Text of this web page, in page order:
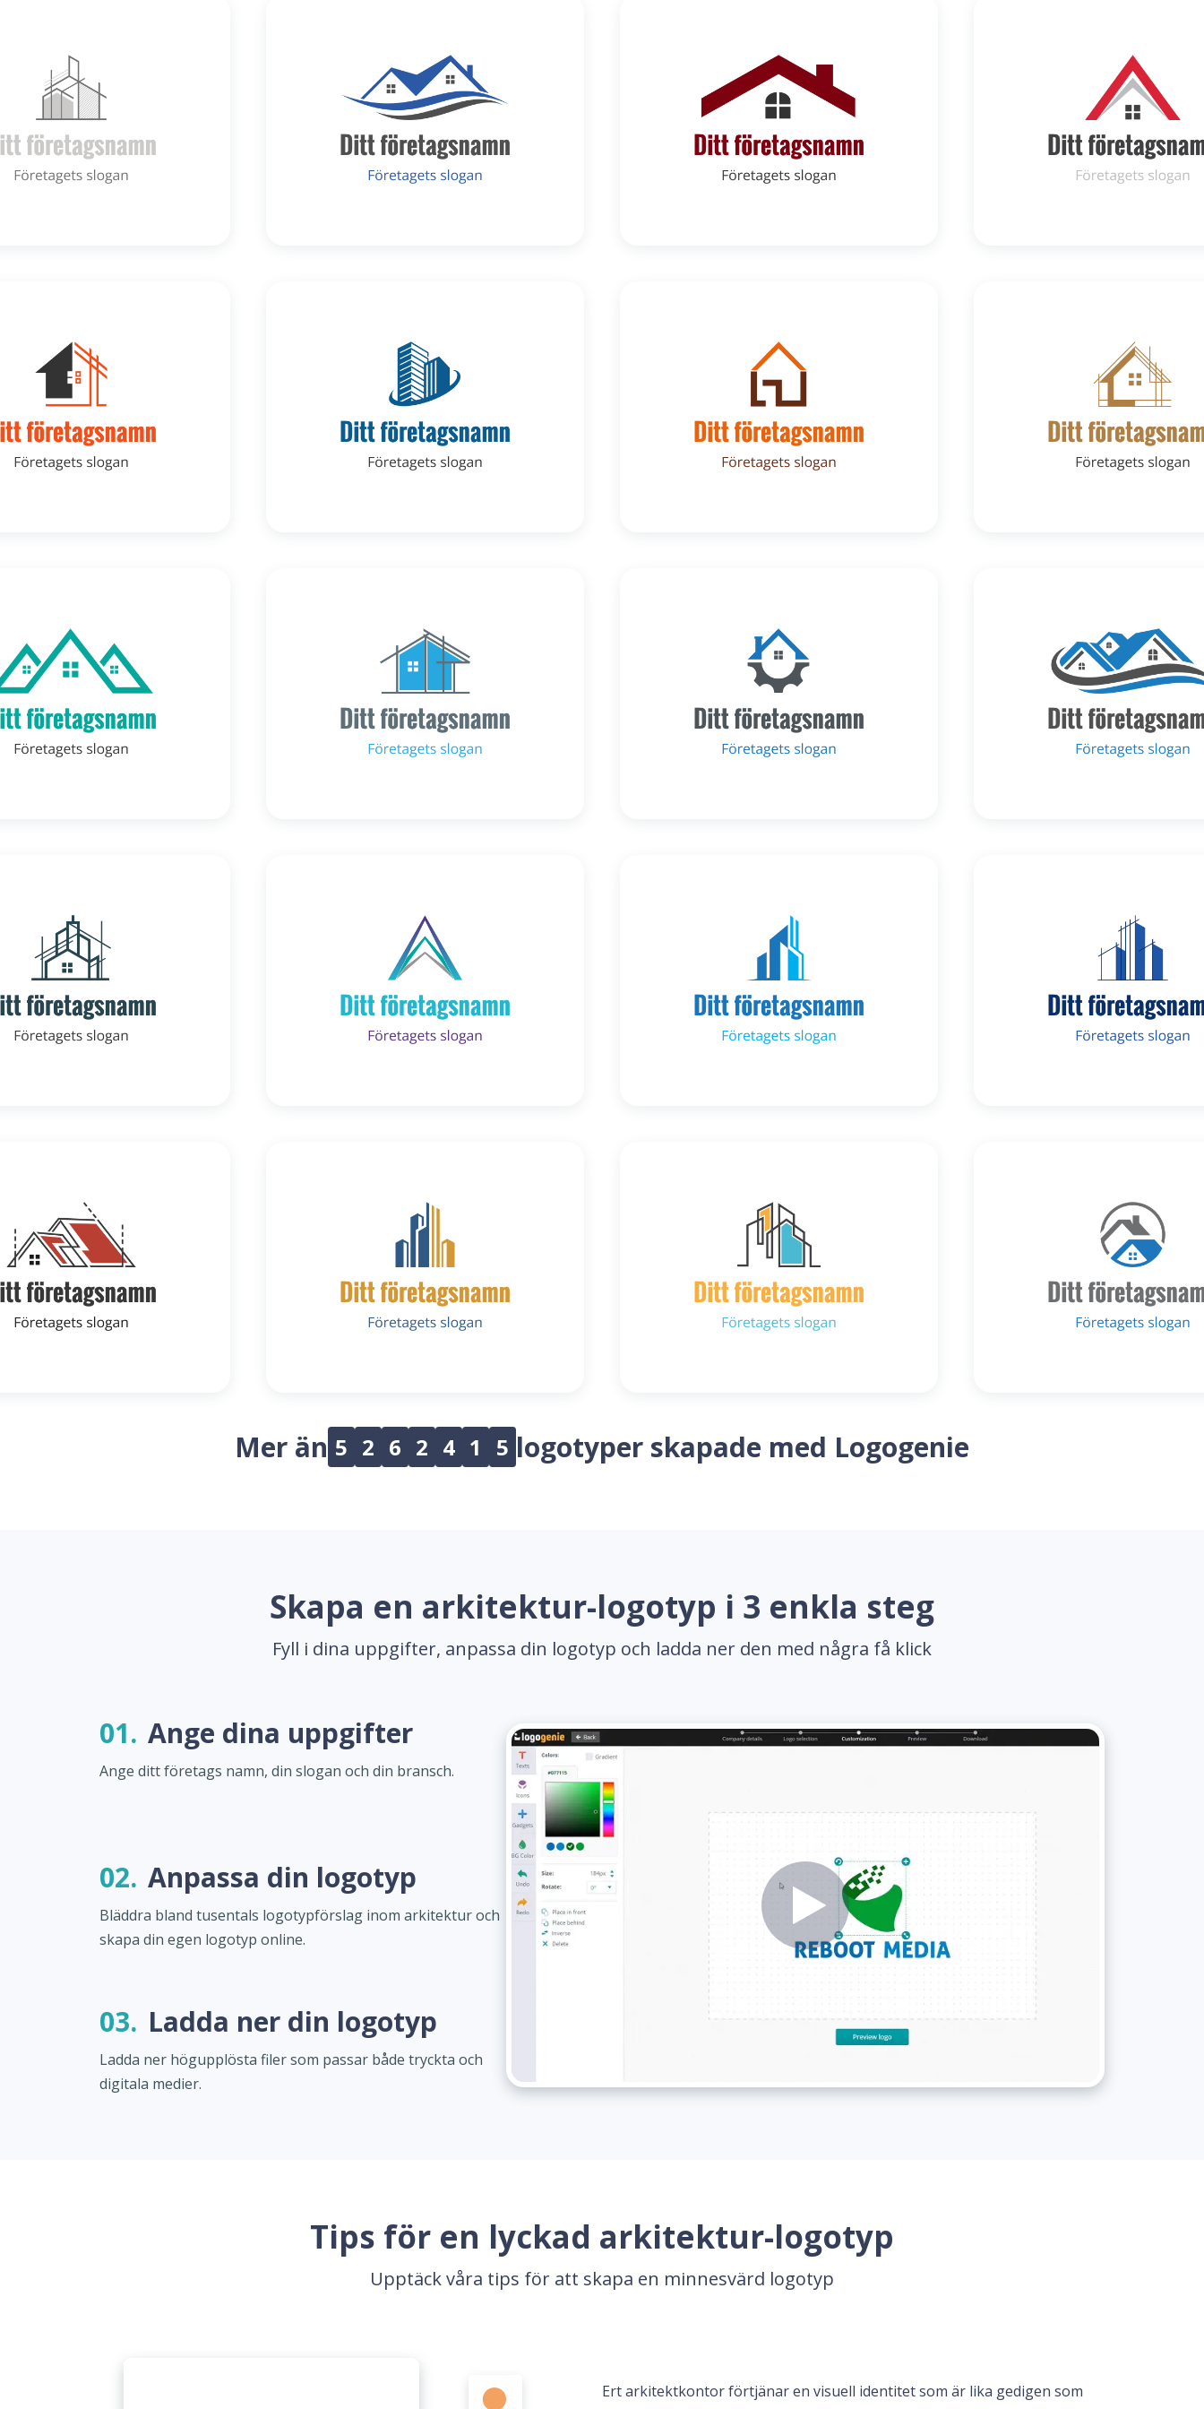
Mer än 5 2 6 2 4 1 5 logotyper skapade med Logogenie
Skapa en arkitektur-logotyp i 3 enkla steg
Fyll i dina uppgifter, anpassa din logotyp och ladda ner den med några få klick
01. Ange dina uppgifter
Ange ditt företags namn, din slogan och din bransch.
02. Anpassa din logotyp
Bläddra bland tusentals logotypförslag inom arkitektur och
skapa din egen logotyp online.
03. Ladda ner din logotyp
Ladda ner högupplösta filer som passar både tryckta och
digitala medier.
Tips för en lyckad arkitektur-logotyp
Upptäck våra tips för att skapa en minnesvärd logotyp
Ert arkitektkontor förtjänar en visuell identitet som är lika gedigen som